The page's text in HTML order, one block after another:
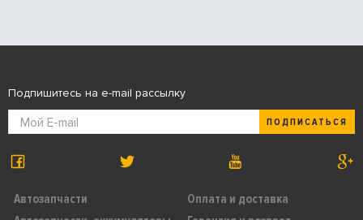
Автозапчасти
Оплата и доставка
Подпишитесь на e-mail рассылку
ПОДПИСАТЬСЯ